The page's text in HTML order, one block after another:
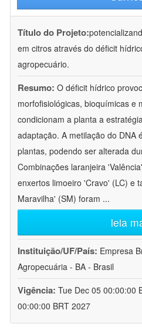
Título do Projeto:
em citros através do déficit
agropecuário.
Resumo: O déficit hídrico
morfofisiológicas, bioquímicas e
condicionam a planta a
adaptação. A metilação do DNA
plantas, podendo ser alterada
Combinações laranjeira
enxertos limoeiro 'Cravo' (LC) e
Maravilha' (SM) foram ...
leia
Instituição/UF/País: Empresa
Agropecuária - BA - Brasil
Vigência: Tue Dec 05 00:00:00
00:00:00 BRT 2027